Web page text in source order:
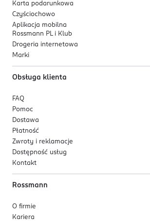
Karta podarunkowa
Czyściochowo
Aplikacja mobilna
Rossmann PL i Klub
Drogeria internetowa
Marki
Obsługa klienta
FAQ
Pomoc
Dostawa
Płatność
Zwroty i reklamacje
Dostępność usług
Kontakt
Rossmann
O firmie
Kariera